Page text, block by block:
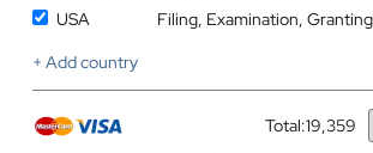
USA
Filing, Examination, Granting
+ Add country
Total:19,359
Currency